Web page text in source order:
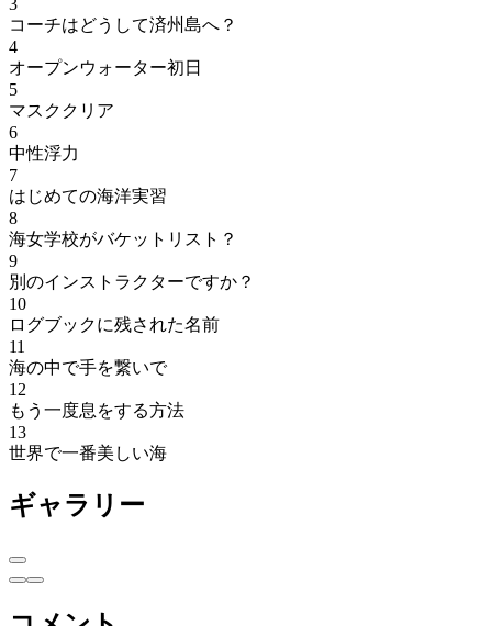
3
コーチはどうして済州島へ？
4
オープンウォーター初日
5
マスククリア
6
中性浮力
7
はじめての海洋実習
8
海女学校がバケットリスト？
9
別のインストラクターですか？
10
ログブックに残された名前
11
海の中で手を繋いで
12
もう一度息をする方法
13
世界で一番美しい海
ギャラリー